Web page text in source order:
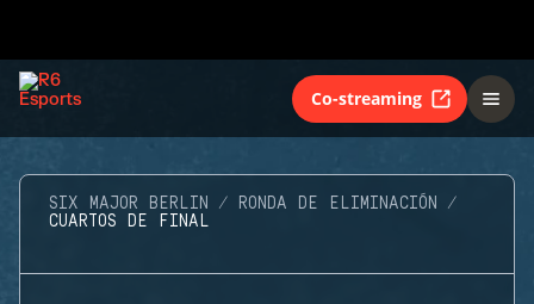
Co-streaming
SIX MAJOR BERLIN
RONDA DE ELIMINACIÓN
CUARTOS DE FINAL